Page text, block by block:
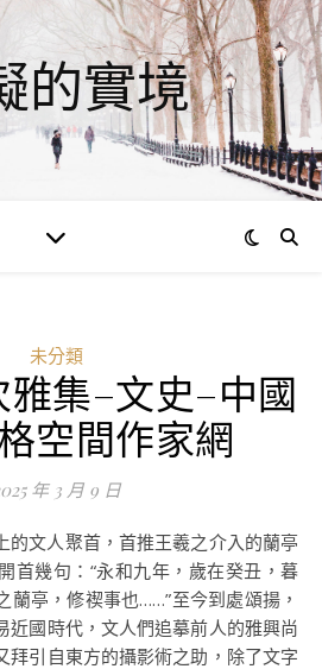
的實境
未分類
集–文史–中國
空間作家網
年 3 月 9 日
首幾句：“永和九年，歲在癸丑，暮
蘭亭，修禊事也……”至今到處頌揚，
近國時代，文人們追摹前人的雅興尚
拜引自東方的攝影術之助，除了文字